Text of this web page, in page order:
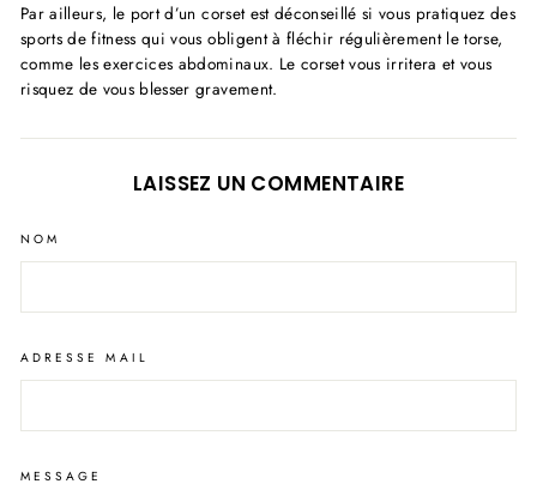
Par ailleurs, le port d’un corset est déconseillé si vous pratiquez des
sports de fitness qui vous obligent à fléchir régulièrement le torse,
comme les exercices abdominaux. Le corset vous irritera et vous
risquez de vous blesser gravement.
LAISSEZ UN COMMENTAIRE
NOM
ADRESSE MAIL
MESSAGE